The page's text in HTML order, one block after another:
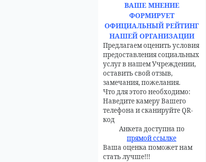
ВАШЕ МНЕНИЕ
ФОРМИРУЕТ
ОФИЦИАЛЬНЫЙ РЕЙТИНГ
НАШЕЙ ОРГАНИЗАЦИИ
Предлагаем оценить условия
предоставления социальных
услуг в нашем Учреждении,
оставить свой отзыв,
замечания, пожелания.
Что для этого необходимо:
Наведите камеру Вашего
телефона и сканируйте QR-
код
Анкета доступна по
прямой ссылке
Ваша оценка поможет нам
стать лучше!!!